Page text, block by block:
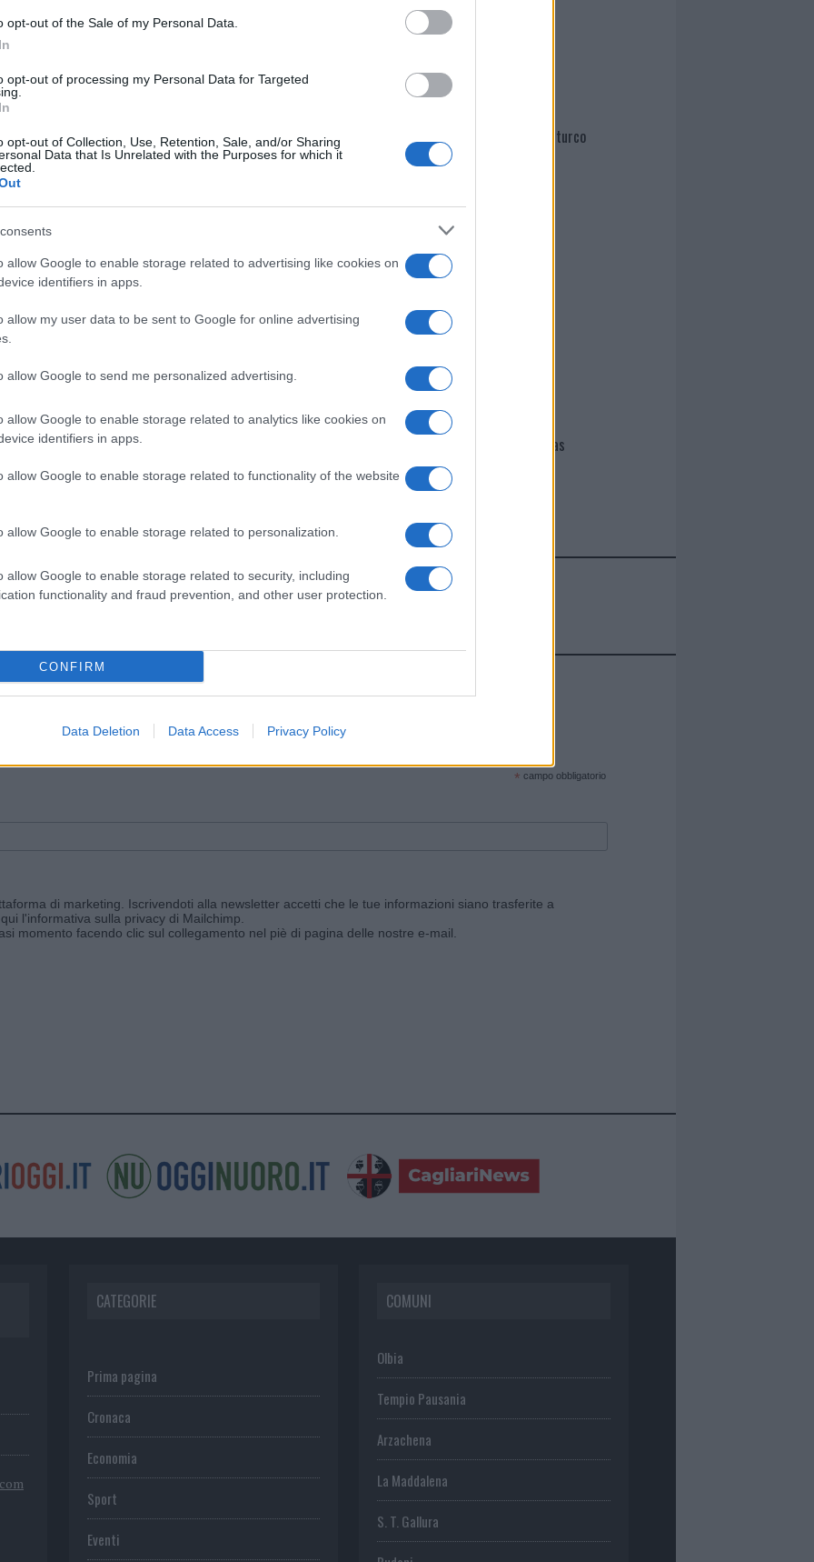
opt-out of the Sale of my Personal Data.
opt-out of processing my Personal Data for Targeted
opt-out of Collection, Use, Retention, Sale, and/or Sharing
Data that Is Unrelated with the Purposes for which it
allow Google to enable storage related to advertising like cookies on
identifiers in apps.
allow my user data to be sent to Google for online advertising
allow Google to send me personalized advertising.
allow Google to enable storage related to analytics like cookies on
identifiers in apps.
allow Google to enable storage related to functionality of the website
allow Google to enable storage related to personalization.
allow Google to enable storage related to security, including
functionality and fraud prevention, and other user protection.
CONFIRM
Data Deletion Data Access Privacy Policy
Prossimo articolo
Martina Agostina Diturco
I nostri cari
I nostri cari
Giovannimaria Cabras
Invia un Comunicato Stampa|Pubblicità|Segnala
e ricevi le nostre email periodiche contenenti le ultime notizie pubblicate sul sito web!
* campo obbligatorio
di marketing. Iscrivendoti alla newsletter accetti che le tue informazioni siano trasferite a
l'informativa sulla privacy di Mailchimp
momento facendo clic sul collegamento nel piè di pagina delle nostre e-mail.
CATEGORIE
Prima pagina
Cronaca
Economia
Sport
Eventi
COMUNI
Olbia
Tempio Pausania
Arzachena
La Maddalena
S. T. Gallura